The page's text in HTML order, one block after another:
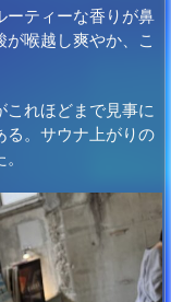
ーティーな香りが鼻
喉越し爽やか、こ
これほどまで見事に
る。サウナ上がりの